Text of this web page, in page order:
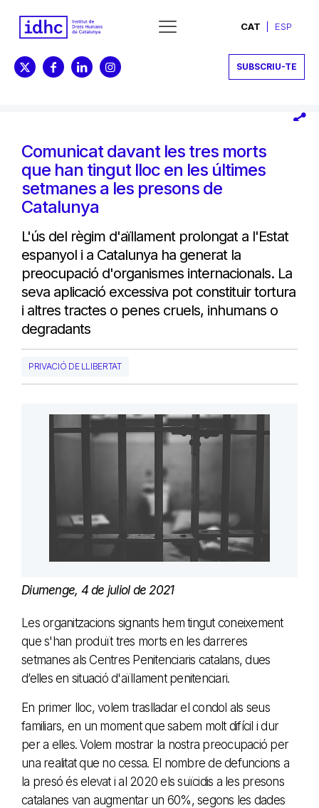
CAT ESP
SUBSCRIU-TE
Comunicat davant les tres morts
que han tingut lloc en les últimes
setmanes a les presons de
Catalunya
L'ús del règim d'aïllament prolongat a l'Estat
espanyol i a Catalunya ha generat la
preocupació d'organismes internacionals. La
seva aplicació excessiva pot constituir tortura
i altres tractes o penes cruels, inhumans o
degradants
PRIVACIÓ DE LLIBERTAT
Diumenge, 4 de juliol de 2021
Les organitzacions signants hem tingut coneixement
que s'han produït tres morts en les darreres
setmanes als Centres Penitenciaris catalans, dues
d’elles en situació d'aïllament penitenciari.
En primer lloc, volem traslladar el condol als seus
familiars, en un moment que sabem molt difícil i dur
per a elles. Volem mostrar la nostra preocupació per
una realitat que no cessa. El nombre de defuncions a
la presó és elevat i al 2020 els suïcidis a les presons
catalanes van augmentar un 60%, segons les dades